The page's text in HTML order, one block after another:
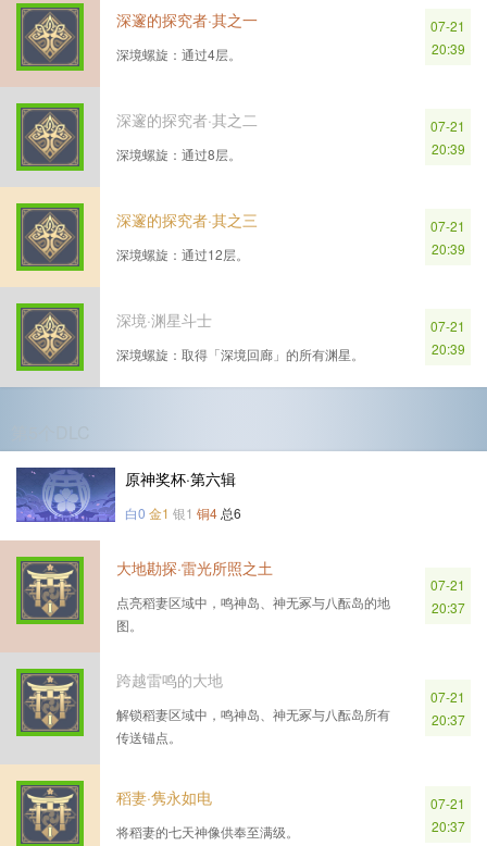
深邃的探究者·其之一
深境螺旋：通过4层。
07-21
20:39
深邃的探究者·其之二
深境螺旋：通过8层。
07-21
20:39
深邃的探究者·其之三
深境螺旋：通过12层。
07-21
20:39
深境·渊星斗士
深境螺旋：取得「深境回廊」的所有渊星。
07-21
20:39
原神奖杯·第六辑
白0 金1 银1 铜4 总6
大地勘探·雷光所照之土
点亮稻妻区域中，鸣神岛、神无冢与八酝岛的地
图。
07-21
20:37
跨越雷鸣的大地
解锁稻妻区域中，鸣神岛、神无冢与八酝岛所有
传送锚点。
07-21
20:37
稻妻·隽永如电
将稻妻的七天神像供奉至满级。
07-21
20:37